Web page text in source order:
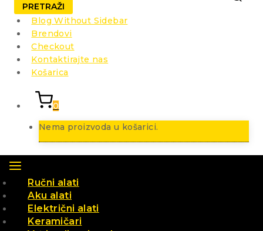
PRETRAŽI
Blog Without Sidebar
Brendovi
Checkout
Kontaktirajte nas
Košarica
0
Nema proizvoda u košarici.
Ručni alati
Aku alati
Električni alati
Keramičari